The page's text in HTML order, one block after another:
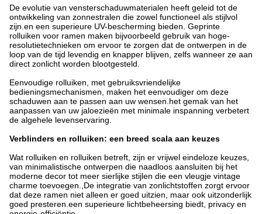
De evolutie van vensterschaduwmaterialen heeft geleid tot de
ontwikkeling van zonnestralen die zowel functioneel als stijlvol
zijn.en een superieure UV-bescherming bieden. Geprinte
rolluiken voor ramen maken bijvoorbeeld gebruik van hoge-
resolutietechnieken om ervoor te zorgen dat de ontwerpen in de
loop van de tijd levendig en knapper blijven, zelfs wanneer ze aan
direct zonlicht worden blootgesteld.
Eenvoudige rolluiken, met gebruiksvriendelijke
bedieningsmechanismen, maken het eenvoudiger om deze
schaduwen aan te passen aan uw wensen.het gemak van het
aanpassen van uw jaloezieën met minimale inspanning verbetert
de algehele levenservaring.
Verblinders en rolluiken: een breed scala aan keuzes
Wat rolluiken en rolluiken betreft, zijn er vrijwel eindeloze keuzes,
van minimalistische ontwerpen die naadloos aansluiten bij het
moderne decor tot meer sierlijke stijlen die een vleugje vintage
charme toevoegen.,De integratie van zonlichtstoffen zorgt ervoor
dat deze ramen niet alleen er goed uitzien, maar ook uitzonderlijk
goed presteren.een superieure lichtbeheersing biedt, privacy en